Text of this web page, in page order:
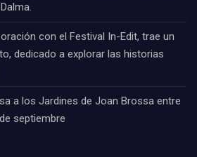
con el Festival In-Edit, trae un
dedicado a explorar las historias
a los Jardines de Joan Brossa entre
septiembre